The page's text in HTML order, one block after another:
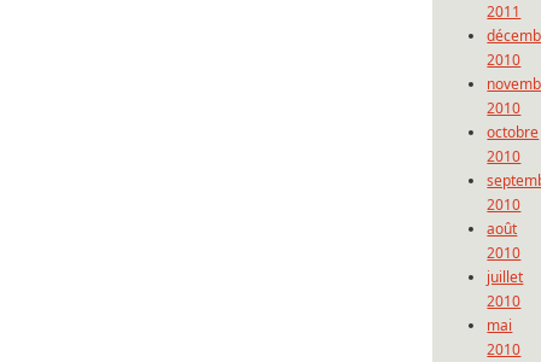
2011
2010
2010
octobre
2010
2010
août
2010
juillet
2010
mai
2010